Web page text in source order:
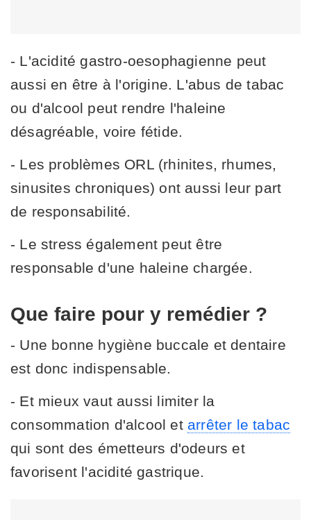
- L'acidité gastro-oesophagienne peut
aussi en être à l'origine. L'abus de tabac
ou d'alcool peut rendre l'haleine
désagréable, voire fétide.
- Les problèmes ORL (rhinites, rhumes,
sinusites chroniques) ont aussi leur part
de responsabilité.
- Le stress également peut être
responsable d'une haleine chargée.
Que faire pour y remédier ?
- Une bonne hygiène buccale et dentaire
est donc indispensable.
- Et mieux vaut aussi limiter la
consommation d'alcool et arrêter le tabac
qui sont des émetteurs d'odeurs et
favorisent l'acidité gastrique.